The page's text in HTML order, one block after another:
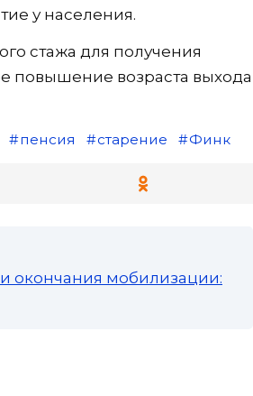
у населения.
стажа для получения
повышение возраста выхода
пенсия старение Финк
окончания мобилизации: